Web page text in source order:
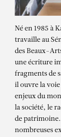
Né en 1985 à
travaille au
des Beaux-
une écriture
fragments de
il ouvre la
enjeux du
la société, le
de patrimoine.
nombreuses